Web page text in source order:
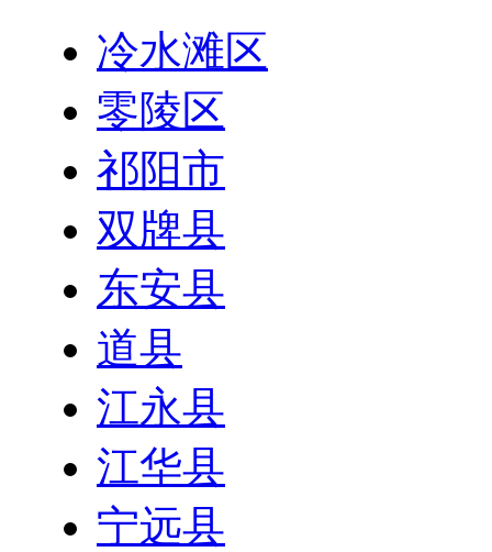
冷水滩区
零陵区
祁阳市
双牌县
东安县
道县
江永县
江华县
宁远县